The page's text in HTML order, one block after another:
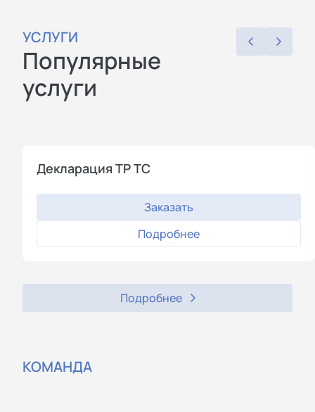
УСЛУГИ
Популярные
услуги
Декларация ТР ТС
Заказать
Подробнее
Подробнее
КОМАНДА